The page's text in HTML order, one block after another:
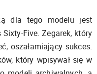
dla tego modelu jest
Five. Zegarek, który
oszałamiający sukces.
który wpisywał się w